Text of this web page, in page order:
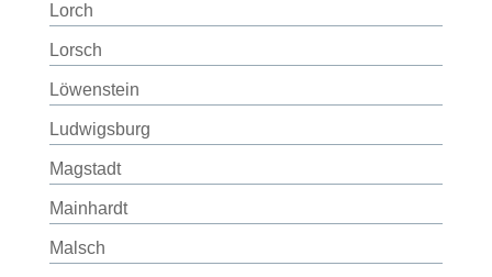
Lorch
Lorsch
Löwenstein
Ludwigsburg
Magstadt
Mainhardt
Malsch